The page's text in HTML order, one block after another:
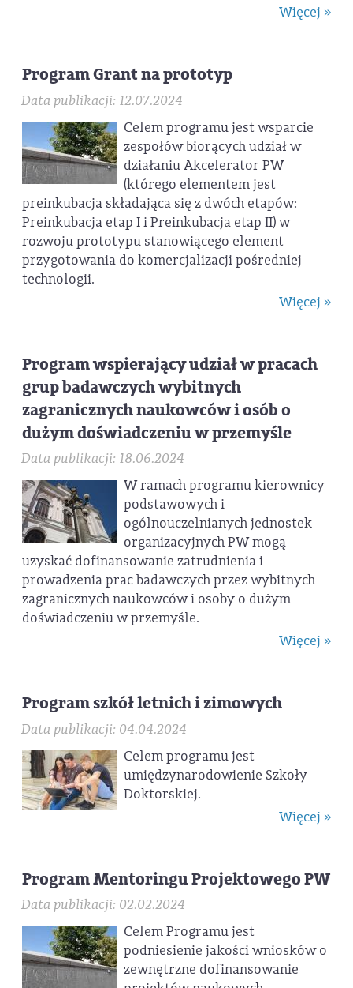
Więcej »
Program Grant na prototyp
Data publikacji: 12.07.2024
Celem programu jest wsparcie
zespołów biorących udział w
działaniu Akcelerator PW
(którego elementem jest
preinkubacja składająca się z dwóch etapów:
Preinkubacja etap I i Preinkubacja etap II) w
rozwoju prototypu stanowiącego element
przygotowania do komercjalizacji pośredniej
technologii.
Więcej »
Program wspierający udział w pracach
grup badawczych wybitnych
zagranicznych naukowców i osób o
dużym doświadczeniu w przemyśle
Data publikacji: 18.06.2024
W ramach programu kierownicy
podstawowych i
ogólnouczelnianych jednostek
organizacyjnych PW mogą
uzyskać dofinansowanie zatrudnienia i
prowadzenia prac badawczych przez wybitnych
zagranicznych naukowców i osoby o dużym
doświadczeniu w przemyśle.
Więcej »
Program szkół letnich i zimowych
Data publikacji: 04.04.2024
Celem programu jest
umiędzynarodowienie Szkoły
Doktorskiej.
Więcej »
Program Mentoringu Projektowego PW
Data publikacji: 02.02.2024
Celem Programu jest
podniesienie jakości wniosków o
zewnętrzne dofinansowanie